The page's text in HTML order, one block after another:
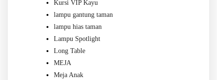
Kursi VIP Kayu
lampu gantung taman
lampu hias taman
Lampu Spotlight
Long Table
MEJA
Meja Anak